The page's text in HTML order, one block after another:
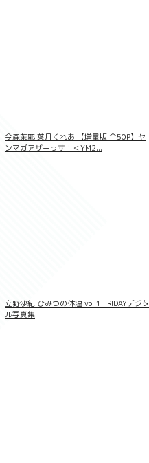
今森茉耶 葉月くれあ 【増量版 全50P】ヤ
ンマガアザーっす！＜YM2...
立野沙紀 ひみつの体温 vol.1 FRIDAYデジタ
ル写真集